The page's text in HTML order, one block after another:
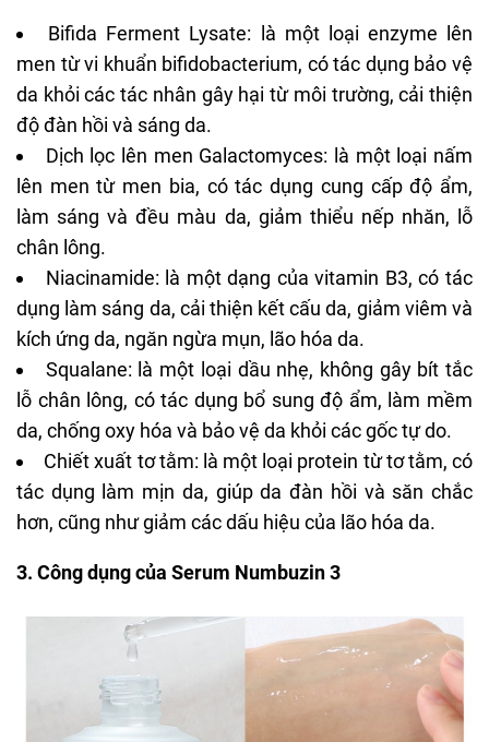
Bifida Ferment Lysate: là một loại enzyme lên
men từ vi khuẩn bifidobacterium, có tác dụng bảo vệ
da khỏi các tác nhân gây hại từ môi trường, cải thiện
độ đàn hồi và sáng da.
Dịch lọc lên men Galactomyces: là một loại nấm
lên men từ men bia, có tác dụng cung cấp độ ẩm,
làm sáng và đều màu da, giảm thiểu nếp nhăn, lỗ
chân lông.
Niacinamide: là một dạng của vitamin B3, có tác
dụng làm sáng da, cải thiện kết cấu da, giảm viêm và
kích ứng da, ngăn ngừa mụn, lão hóa da.
Squalane: là một loại dầu nhẹ, không gây bít tắc
lỗ chân lông, có tác dụng bổ sung độ ẩm, làm mềm
da, chống oxy hóa và bảo vệ da khỏi các gốc tự do.
Chiết xuất tơ tằm: là một loại protein từ tơ tằm, có
tác dụng làm mịn da, giúp da đàn hồi và săn chắc
hơn, cũng như giảm các dấu hiệu của lão hóa da.
3. Công dụng của Serum Numbuzin 3